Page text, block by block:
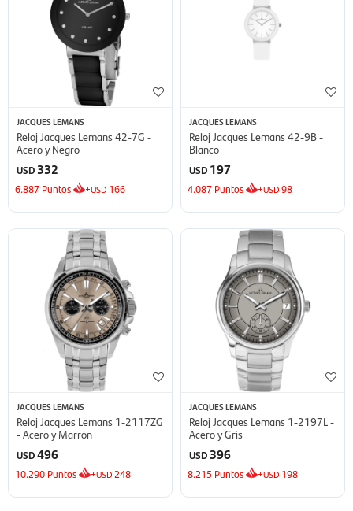
JACQUES LEMANS
Reloj Jacques Lemans 42-7G -
Acero y Negro
USD 332
6.887 Puntos +USD 166
JACQUES LEMANS
Reloj Jacques Lemans 42-9B -
Blanco
USD 197
4.087 Puntos +USD98
JACQUES LEMANS
Reloj Jacques Lemans 1-2117ZG
- Acero y Marrón
USD496
10.290 Puntos +USD 248
JACQUES LEMANS
Reloj Jacques Lemans 1-2197L -
Acero y Gris
USD 396
8.215 Puntos +USD 198